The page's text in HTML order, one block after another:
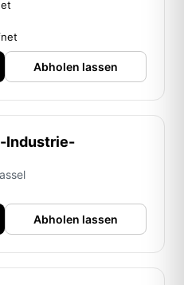
Abholen lassen
Industrie-
Abholen lassen